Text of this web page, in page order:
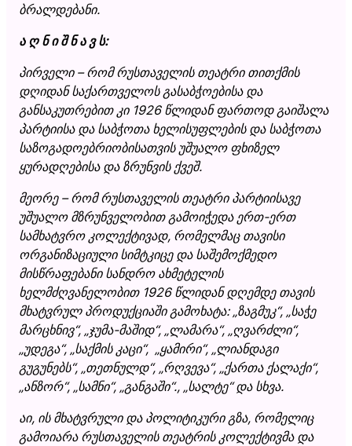
ბრალდებანი.
ა ღ ნ ი შ ნ ა ვ ს:
პირველი – რომ რუსთაველის თეატრი თითქმის
დღიდან საქართველოს გასაბჭოებისა და
განსაკუთრებით კი 1926 წლიდან ფართოდ გაიშალა
პარტიისა და საბჭოთა ხელისუფლების და საბჭოთა
საზოგადოებრიობისათვის უშუალო ფხიზელ
ყურადღებისა და ზრუნვის ქვეშ.
მეორე – რომ რუსთაველის თეატრი პარტიისავე
უშუალო მზრუნველობით გამოიჭედა ერთ-ერთ
სამხატვრო კოლექტივად, რომელმაც თავისი
ორგანიზაციული სიმტკიცე და საშემოქმედო
მისწრაფებანი სანდრო ახმეტელის
ხელმძღვანელობით 1926 წლიდან დღემდე თავის
მხატვრულ პროდუქციაში გამოხატა: „ზაგმუკ“, „საჭე
მარცხნივ“, „ჯუმა-მაშიდ“, „ლამარა“, „ღვარძლი“,
„უდეგა“, „საქმის კაცი“, „ყამირი“, „ლიანდაგი
გუგუნებს“, „თეთნულდ“, „რღვევა“, „ქართა ქალაქი“,
„ანზორ“, „სამნი“, „განგაში“., „სალტე“ და სხვა.
აი, ის მხატვრული და პოლიტიკური გზა, რომელიც
გამოიარა რუსთაველის თეატრის კოლექტივმა და